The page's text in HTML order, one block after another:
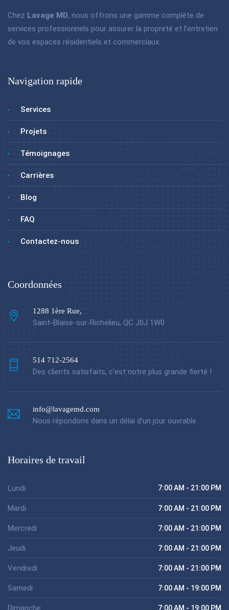
Chez Lavage MD, nous offrons une gamme complète de
services professionnels pour assurer la propreté et l’entretien
de vos espaces résidentiels et commerciaux.
Navigation rapide
Services
Projets
Témoignages
Carrières
Blog
FAQ
Contactez-nous
Coordonnées
1288 1ère Rue,
Saint-Blaise-sur-Richelieu, QC J0J 1W0
514 712-2564
Des clients satisfaits, c’est notre plus grande fierté !
info@lavagemd.com
Nous répondons dans un délai d'un jour ouvrable
Horaires de travail
Lundi 7:00 AM - 21:00 PM
Mardi 7:00 AM - 21:00 PM
Mercredi 7:00 AM - 21:00 PM
Jeudi 7:00 AM - 21:00 PM
Vendredi 7:00 AM - 21:00 PM
Samedi 7:00 AM - 19:00 PM
Dimanche 7:00 AM - 19:00 PM